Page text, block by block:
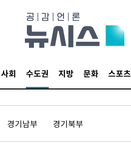
사회 수도권 지방 문화 스포츠
경기남부 경기북부